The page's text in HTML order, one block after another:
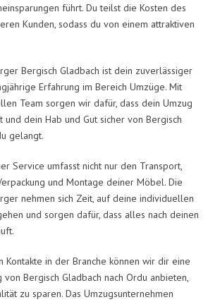
führt. Du teilst die Kosten des
Kunden, sodass du von einem attraktiven
Bergisch Gladbach ist dein zuverlässiger
Erfahrung im Bereich Umzüge. Mit
Team sorgen wir dafür, dass dein Umzug
dein Hab und Gut sicher von Bergisch
gelangt.
Service umfasst nicht nur den Transport,
und Montage deiner Möbel. Die
nehmen sich Zeit, auf deine individuellen
und sorgen dafür, dass alles nach deinen
Kontakte in der Branche können wir dir eine
Bergisch Gladbach nach Ordu anbieten,
zu sparen. Das Umzugsunternehmen